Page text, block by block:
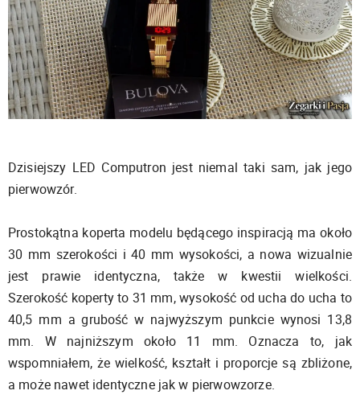
Dzisiejszy LED Computron jest niemal taki sam, jak jego
pierwowzór.
Prostokątna koperta modelu będącego inspiracją ma około
30 mm szerokości i 40 mm wysokości, a nowa wizualnie
jest prawie identyczna, także w kwestii wielkości.
Szerokość koperty to 31 mm, wysokość od ucha do ucha to
40,5 mm a grubość w najwyższym punkcie wynosi 13,8
mm. W najniższym około 11 mm. Oznacza to, jak
wspomniałem, że wielkość, kształt i proporcje są zbliżone,
a może nawet identyczne jak w pierwowzorze.